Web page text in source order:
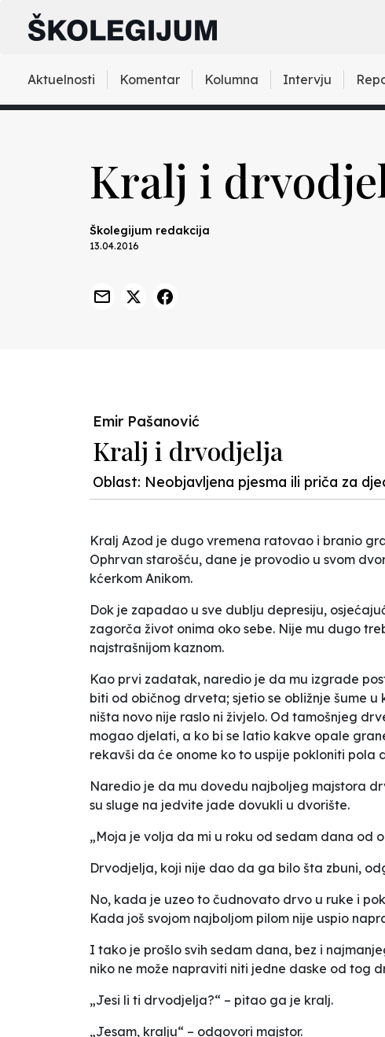
Aktuelnosti Komentar Kolumna Intervju
Kralj i
Školegijum redakcija
13.04.2016
Emir Pašanović
Kralj i drvodjelja
Oblast: Neobjavljena pjesma ili priča za
Kralj Azod je dugo vremena ratovao i branio
Ophrvan starošću, dane je provodio u svom
kćerkom Anikom.
Dok je zapadao u sve dublju depresiju,
zagorča život onima oko sebe. Nije mu dugo
najstrašnijom kaznom.
Kao prvi zadatak, naredio je da mu izgrade
biti od običnog drveta; sjetio se obližnje šume
ništa novo nije raslo ni živjelo. Od tamošnjeg
mogao djelati, a ko bi se latio kakve opale
rekavši da će onome ko to uspije pokloniti pola
Naredio je da mu dovedu najboljeg majstora
su sluge na jedvite jade dovukli u dvorište.
„Moja je volja da mi u roku od sedam dana od
Drvodjelja, koji nije dao da ga bilo šta zbuni,
No, kada je uzeo to čudnovato drvo u ruke i
Kada još svojom najboljom pilom nije uspio
I tako je prošlo svih sedam dana, bez i
niko ne može napraviti niti jedne daske od tog
„Jesi li ti drvodjelja?“ – pitao ga je kralj.
„Jesam, kralju“ – odgovori majstor.